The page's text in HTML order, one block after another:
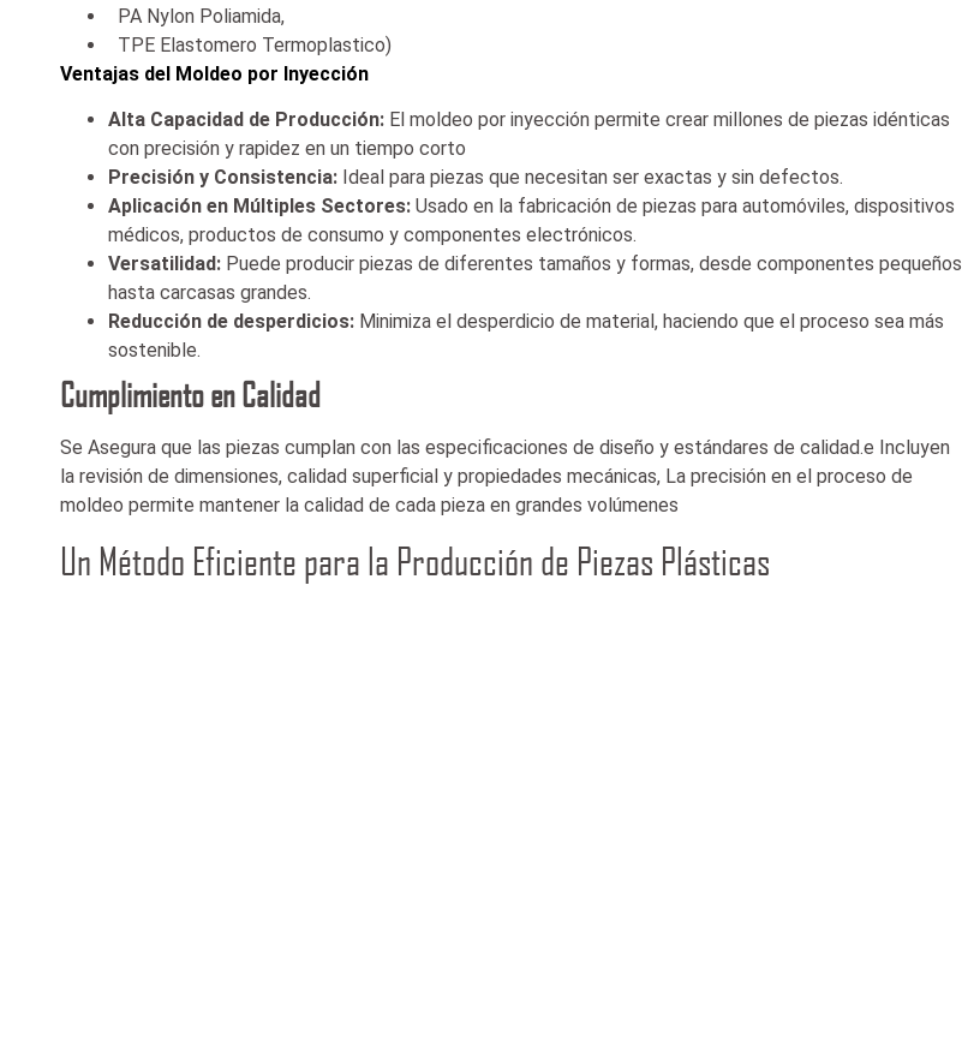
PA Nylon Poliamida,
TPE Elastomero Termoplastico)
Ventajas del Moldeo por Inyección
Alta Capacidad de Producción: El moldeo por inyección permite crear millones de piezas idénticas
con precisión y rapidez en un tiempo corto
Precisión y Consistencia: Ideal para piezas que necesitan ser exactas y sin defectos.
Aplicación en Múltiples Sectores: Usado en la fabricación de piezas para automóviles, dispositivos
médicos, productos de consumo y componentes electrónicos.
Versatilidad: Puede producir piezas de diferentes tamaños y formas, desde componentes pequeños
hasta carcasas grandes.
Reducción de desperdicios: Minimiza el desperdicio de material, haciendo que el proceso sea más
sostenible.
Cumplimiento en Calidad
Se Asegura que las piezas cumplan con las especificaciones de diseño y estándares de calidad.e Incluyen
la revisión de dimensiones, calidad superficial y propiedades mecánicas, La precisión en el proceso de
moldeo permite mantener la calidad de cada pieza en grandes volúmenes
Un Método Eficiente para la Producción de Piezas Plásticas